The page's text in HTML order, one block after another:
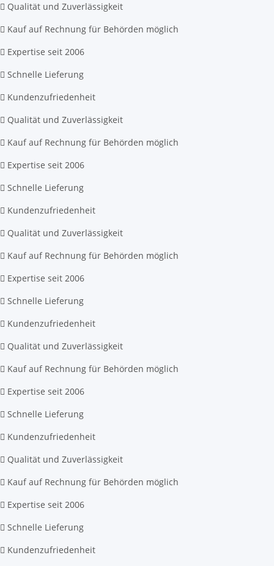
Qualität und Zuverlässigkeit
Kauf auf Rechnung für Behörden möglich
Expertise seit 2006
Schnelle Lieferung
Kundenzufriedenheit
Qualität und Zuverlässigkeit
Kauf auf Rechnung für Behörden möglich
Expertise seit 2006
Schnelle Lieferung
Kundenzufriedenheit
Qualität und Zuverlässigkeit
Kauf auf Rechnung für Behörden möglich
Expertise seit 2006
Schnelle Lieferung
Kundenzufriedenheit
Qualität und Zuverlässigkeit
Kauf auf Rechnung für Behörden möglich
Expertise seit 2006
Schnelle Lieferung
Kundenzufriedenheit
Qualität und Zuverlässigkeit
Kauf auf Rechnung für Behörden möglich
Expertise seit 2006
Schnelle Lieferung
Kundenzufriedenheit